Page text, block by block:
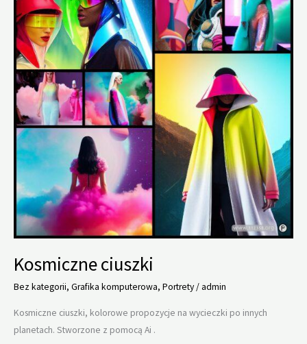
Kosmiczne ciuszki
Bez kategorii, Grafika komputerowa, Portrety/admin
Kosmiczne ciuszki, kolorowe propozycje na wycieczki po innych
planetach. Stworzone z pomocą Ai .